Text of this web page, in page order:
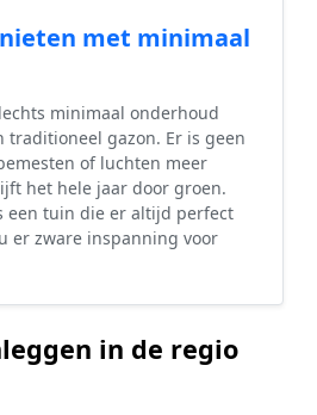
met minimaal
minimaal onderhoud
traditioneel gazon. Er is geen
of luchten meer
het hele jaar door groen.
een tuin die er altijd perfect
er zware inspanning voor
in de regio